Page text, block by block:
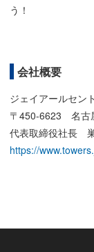
う！
会社概要
ジェイアールセン
〒450-6623 名古
代表取締役社長
https://